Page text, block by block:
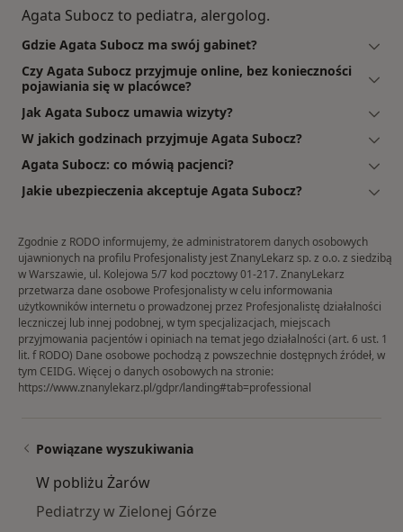
Agata Subocz to pediatra, alergolog.
Gdzie Agata Subocz ma swój gabinet?
Czy Agata Subocz przyjmuje online, bez konieczności
pojawiania się w placówce?
Jak Agata Subocz umawia wizyty?
W jakich godzinach przyjmuje Agata Subocz?
Agata Subocz: co mówią pacjenci?
Jakie ubezpieczenia akceptuje Agata Subocz?
Zgodnie z RODO informujemy, że administratorem danych osobowych
ujawnionych na profilu Profesjonalisty jest ZnanyLekarz sp. z o.o. z siedzibą
w Warszawie, ul. Kolejowa 5/7 kod pocztowy 01-217. ZnanyLekarz
przetwarza dane osobowe Profesjonalisty w celu informowania
użytkowników internetu o prowadzonej przez Profesjonalistę działalności
leczniczej lub innej podobnej, w tym specjalizacjach, miejscach
przyjmowania pacjentów i opiniach na temat jego działalności (art. 6 ust. 1
lit. f RODO) Dane osobowe pochodzą z powszechnie dostępnych źródeł, w
tym CEIDG. Więcej o danych osobowych na stronie:
https://www.znanylekarz.pl/gdpr/landing#tab=professional
Powiązane wyszukiwania
W pobliżu Żarów
Pediatrzy w Zielonej Górze